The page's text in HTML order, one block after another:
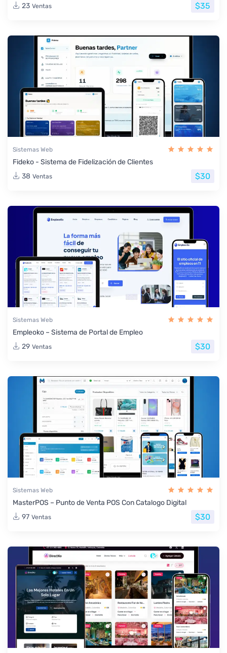
23 Ventas $35
Sistemas Web
Fideko - Sistema de Fidelización de Clientes
38 Ventas $30
Sistemas Web
Empleoko – Sistema de Portal de Empleo
29 Ventas $30
Sistemas Web
MasterPOS – Punto de Venta POS Con Catalogo Digital
97 Ventas $30